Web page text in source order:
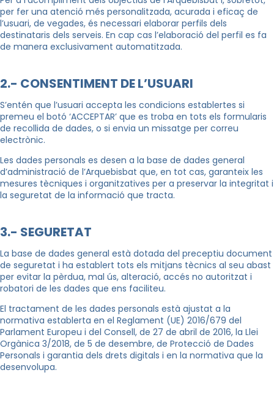
per fer una atenció més personalitzada, acurada i eficaç de
l’usuari, de vegades, és necessari elaborar perfils dels
destinataris dels serveis. En cap cas l’elaboració del perfil es fa
de manera exclusivament automatitzada.
2.- CONSENTIMENT DE L’USUARI
S’entén que l’usuari accepta les condicions establertes si
premeu el botó ‘ACCEPTAR’ que es troba en tots els formularis
de recollida de dades, o si envia un missatge per correu
electrònic.
Les dades personals es desen a la base de dades general
d’administració de l’Arquebisbat que, en tot cas, garanteix les
mesures tècniques i organitzatives per a preservar la integritat i
la seguretat de la informació que tracta.
3.- SEGURETAT
La base de dades general està dotada del preceptiu document
de seguretat i ha establert tots els mitjans tècnics al seu abast
per evitar la pèrdua, mal ús, alteració, accés no autoritzat i
robatori de les dades que ens faciliteu.
El tractament de les dades personals està ajustat a la
normativa establerta en el Reglament (UE) 2016/679 del
Parlament Europeu i del Consell, de 27 de abril de 2016, la Llei
Orgànica 3/2018, de 5 de desembre, de Protecció de Dades
Personals i garantia dels drets digitals i en la normativa que la
desenvolupa.